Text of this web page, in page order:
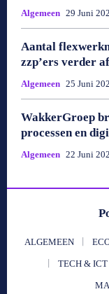
Algemeen 29 Juni
Aantal
zzp’ers verder
Algemeen 25 Juni
WakkerGroep
processen en
Algemeen 22 Juni
ALGEMEEN
TECH & ICT